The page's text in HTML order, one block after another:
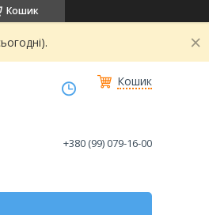
Кошик
Кошик
+380 (99) 079-16-00